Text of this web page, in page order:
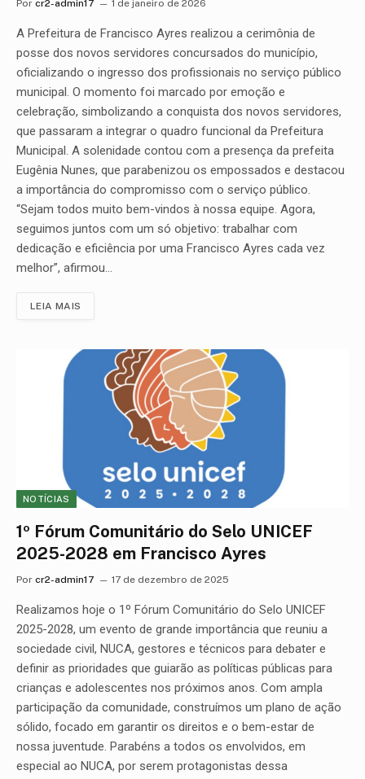
Por cr2-admin17 1 de janeiro de 2026
A Prefeitura de Francisco Ayres realizou a cerimônia de
posse dos novos servidores concursados do município,
oficializando o ingresso dos profissionais no serviço público
municipal. O momento foi marcado por emoção e
celebração, simbolizando a conquista dos novos servidores,
que passaram a integrar o quadro funcional da Prefeitura
Municipal. A solenidade contou com a presença da prefeita
Eugênia Nunes, que parabenizou os empossados e destacou
a importância do compromisso com o serviço público.
“Sejam todos muito bem-vindos à nossa equipe. Agora,
seguimos juntos com um só objetivo: trabalhar com
dedicação e eficiência por uma Francisco Ayres cada vez
melhor”, afirmou…
LEIA MAIS
NOTÍCIAS
1º Fórum Comunitário do Selo UNICEF
2025-2028 em Francisco Ayres
Por cr2-admin17 17 de dezembro de 2025
Realizamos hoje o 1º Fórum Comunitário do Selo UNICEF
2025-2028, um evento de grande importância que reuniu a
sociedade civil, NUCA, gestores e técnicos para debater e
definir as prioridades que guiarão as políticas públicas para
crianças e adolescentes nos próximos anos. Com ampla
participação da comunidade, construímos um plano de ação
sólido, focado em garantir os direitos e o bem-estar de
nossa juventude. Parabéns a todos os envolvidos, em
especial ao NUCA, por serem protagonistas dessa